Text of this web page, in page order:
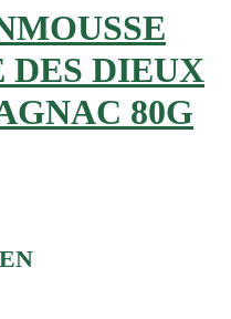
DES DIEUX
80G